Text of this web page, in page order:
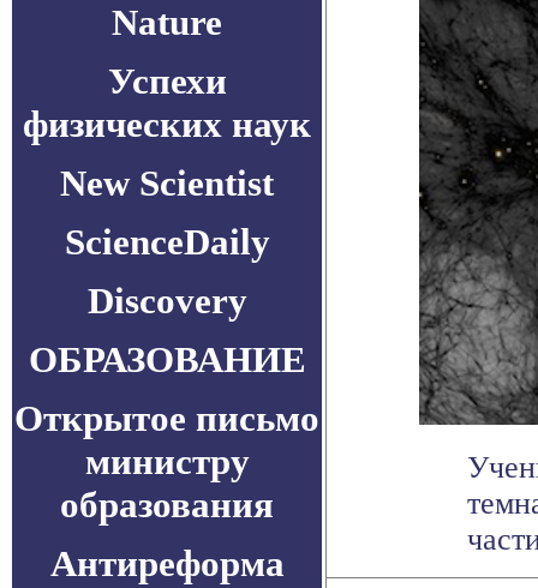
Nature
Успехи
физических наук
New Scientist
ScienceDaily
Discovery
ОБРАЗОВАНИЕ
Открытое письмо
министру
образования
Антиреформа